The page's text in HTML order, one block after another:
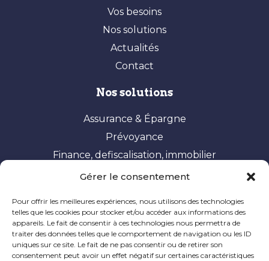
Gérer le consentement
Pour offrir les meilleures expériences, nous utilisons des technologies
telles que les cookies pour stocker et/ou accéder aux informations des
appareils. Le fait de consentir à ces technologies nous permettra de
traiter des données telles que le comportement de navigation ou les ID
uniques sur ce site. Le fait de ne pas consentir ou de retirer son
consentement peut avoir un effet négatif sur certaines caractéristiques
Vos besoins
Nos solutions
Actualités
Contact
Nos solutions
Assurance & Épargne
Prévoyance
Finance, defiscalisation, immobilier
Vos besoins
Constituer et valoriser son patrimoine
Optimisation fiscale
Préparer sa retraite